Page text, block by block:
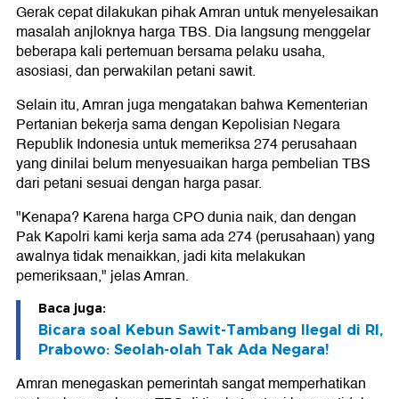
Gerak cepat dilakukan pihak Amran untuk menyelesaikan
masalah anjloknya harga TBS. Dia langsung menggelar
beberapa kali pertemuan bersama pelaku usaha,
asosiasi, dan perwakilan petani sawit.
Selain itu, Amran juga mengatakan bahwa Kementerian
Pertanian bekerja sama dengan Kepolisian Negara
Republik Indonesia untuk memeriksa 274 perusahaan
yang dinilai belum menyesuaikan harga pembelian TBS
dari petani sesuai dengan harga pasar.
"Kenapa? Karena harga CPO dunia naik, dan dengan
Pak Kapolri kami kerja sama ada 274 (perusahaan) yang
awalnya tidak menaikkan, jadi kita melakukan
pemeriksaan," jelas Amran.
Baca juga:
Bicara soal Kebun Sawit-Tambang Ilegal di RI,
Prabowo: Seolah-olah Tak Ada Negara!
Amran menegaskan pemerintah sangat memperhatikan